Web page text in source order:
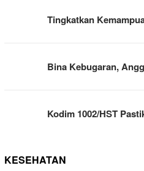
Tingkatkan
Bina Kebugaran,
Kodim 1002/HST
KESEHATAN